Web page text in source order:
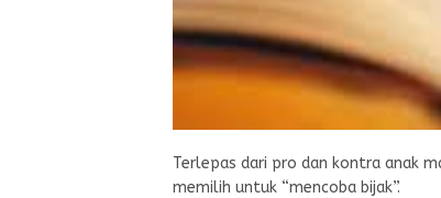
Terlepas dari pro dan kontra anak
memilih untuk “mencoba bijak”.